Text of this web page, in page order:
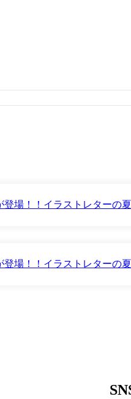
場！！イラストレターの
場！！イラストレターの